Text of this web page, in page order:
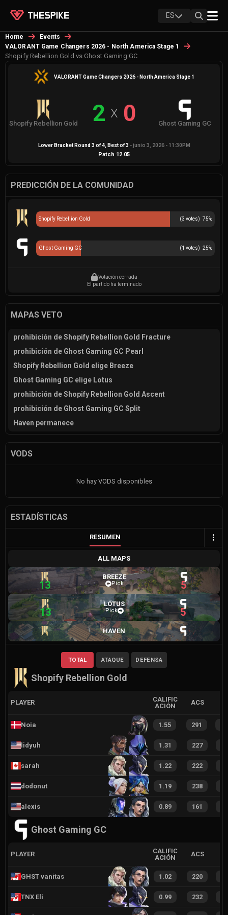
ES
Home
Events
VALORANT Game Changers 2026 - North America Stage 1
Shopify Rebellion Gold vs Ghost Gaming GC
VALORANT Game Changers 2026 - North America Stage 1
Shopify Rebellion Gold 2 X 0 Ghost Gaming GC
Lower Bracket Round 3 of 4, Best of3 - junio 3, 2026 - 11:30PM
Patch 12.05
PREDICCIÓN DE LA COMUNIDAD
(3 votes) 75%
Shopify Rebellion Gold
(1 votes) 25%
Ghost Gaming GC
Votación cerrada
El partido ha terminado
MAPAS VETO
prohibición de Shopify Rebellion Gold Fracture
prohibición de Ghost Gaming GC Pearl
Shopify Rebellion Gold elige Breeze
Ghost Gaming GC elige Lotus
prohibición de Shopify Rebellion Gold Ascent
prohibición de Ghost Gaming GC Split
Haven permanece
VODS
No hay VODS disponibles
ESTADÍSTICAS
RESUMEN
ALL MAPS
13
BREEZE
Pick 5
13
LOTUS
Pick 5
HAVEN
Shopify Rebellion Gold
TOTAL ATAQUE DEFENSA
PLAYER
CALIFIC
ACIÓN
ACS
Noia 1.55 291
lidyuh 1.31 227
sarah 1.22 222
dodonut 1.19 238
alexis 0.89 161
Ghost Gaming GC
PLAYER
CALIFIC
ACIÓN
ACS
GHST vanitas 1.02 220
TNX Eli 0.99 232